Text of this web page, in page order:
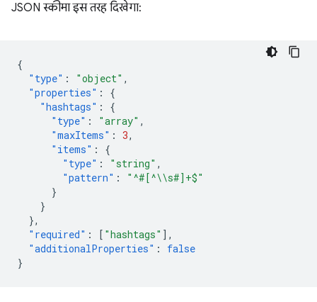
JSON स्कीमा इस तरह दिखेगा:
{
"type" : "object" ,
"properties" :
{
"hashtags" :
{
"type" : "array" ,
"maxItems" : 3,
"items" :
{
"type" : "string" ,
"pattern" :
"^#[^\\s#]+$"
}
}
},
"required" : [ "hashtags" ],
"additionalProperties" :
false
}